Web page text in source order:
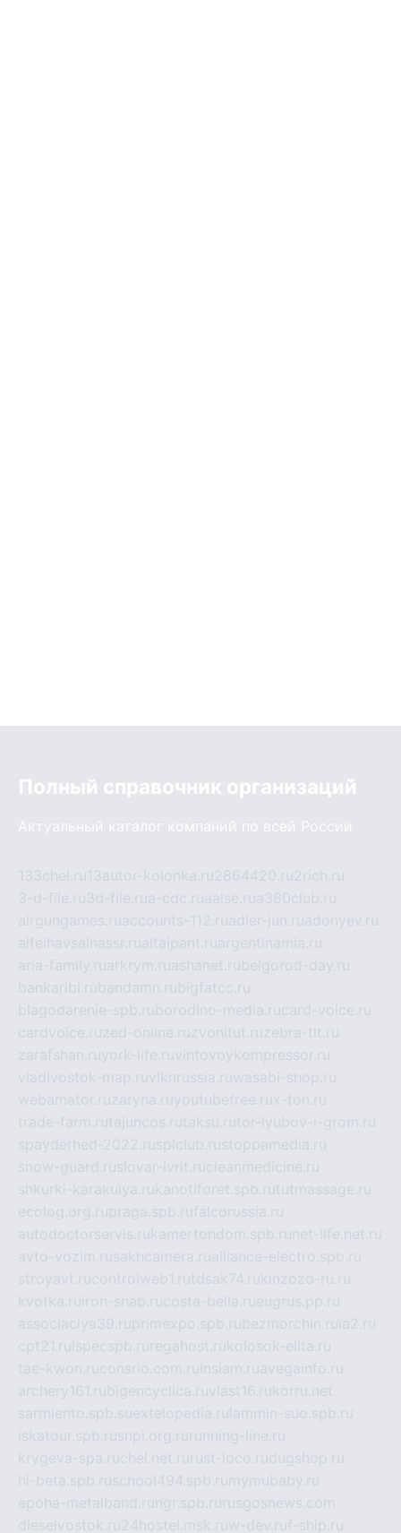
Полный справочник организаций
Актуальный каталог компаний по всей России
133chel.ru13autor-kolonka.ru2864420.ru2rich.ru
3-d-file.ru3d-file.rua-cdc.ruaalse.rua380club.ru
airgungames.ruaccounts-112.ruadler-jun.ruadonyev.ru
alfeihavsalnassr.rualtaipant.ruargentinamia.ru
aria-family.ruarkrym.ruashanet.rubelgorod-day.ru
bankaribi.rubandamn.rubigfatcc.ru
blagodarenie-spb.ruborodino-media.rucard-voice.ru
cardvoice.ruzed-online.ruzvonitut.ruzebra-tlt.ru
zarafshan.ruyork-life.ruvintovoykompressor.ru
vladivostok-map.ruvlknrussia.ruwasabi-shop.ru
webamator.ruzaryna.ruyoutubefree.rux-ton.ru
trade-farm.rutajuncos.rutaksu.rutor-lyubov-i-grom.ru
spayderhed-2022.rusplclub.rustoppamedia.ru
snow-guard.ruslovar-ivrit.rucleanmedicine.ru
shkurki-karakulya.rukanotiforet.spb.rututmassage.ru
ecolog.org.rupraga.spb.rufalcorussia.ru
autodoctorservis.rukamertondom.spb.ru net-life.net.ru
avto-vozim.rusakhcamera.rualliance-electro.spb.ru
stroyavt.rucontrolweb1.rutdsak74.rukinzozo-ru.ru
kvotka.ru iron-snab.rucosta-bella.rueugrus.pp.ru
associaciya39.ruprimexpo.spb.rubezmorchin.ru ia2.ru
cpt21.ru ispecspb.ru regahost.rukolosok-elita.ru
tae-kwon.ruconsrio.com.ru insiam.ruavegainfo.ru
archery161.rubigencyclica.ruvlast16.rukorru.net
sarmiento.spb.suextelopedia.ru lammin-suo.spb.ru
iskatour.spb.rusnpi.org.ru running-line.ru
krygeva-spa.ruchel.net.ru rust-loco.rudugshop.ru
hl-beta.spb.ruschool494.spb.ru mymubaby.ru
epoha-metalband.ru ngr.spb.ru rusgosnews.com
dieselvostok.ru24hostel.msk.ruw-dev.ruf-ship.ru